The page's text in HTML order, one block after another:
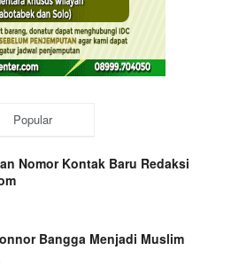
Popular
Nomor Kontak Baru Redaksi
Bangga Menjadi Muslim